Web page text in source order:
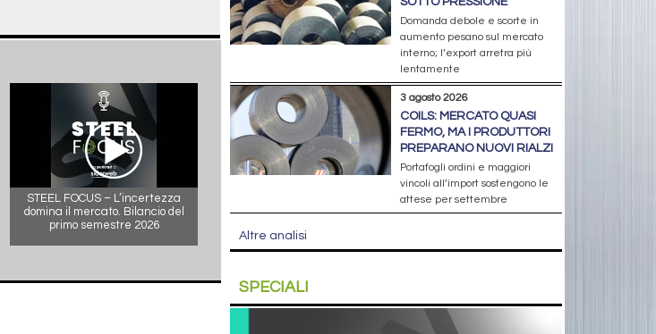
STEEL FOCUS – L’incertezza
domina il mercato. Bilancio del
primo semestre 2026
Domanda debole e scorte in
aumento pesano sul mercato
interno; l’export arretra più
lentamente
3 agosto 2026
COILS: MERCATO QUASI
FERMO, MA I PRODUTTORI
PREPARANO NUOVI RIALZI
Portafogli ordini e maggiori
vincoli all’import sostengono le
attese per settembre
Altre analisi
SPECIALI